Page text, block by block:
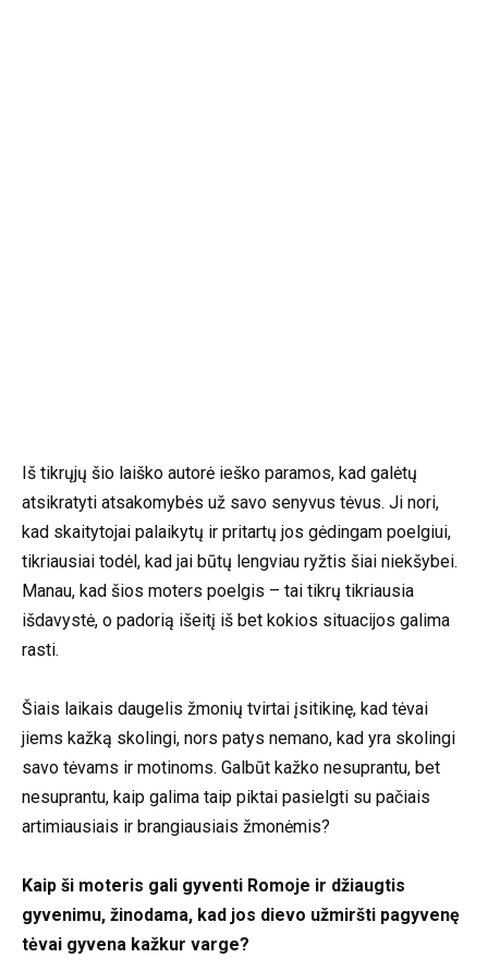
Iš tikrųjų šio laiško autorė ieško paramos, kad galėtų
atsikratyti atsakomybės už savo senyvus tėvus. Ji nori,
kad skaitytojai palaikytų ir pritartų jos gėdingam poelgiui,
tikriausiai todėl, kad jai būtų lengviau ryžtis šiai niekšybei.
Manau, kad šios moters poelgis – tai tikrų tikriausia
išdavystė, o padorią išeitį iš bet kokios situacijos galima
rasti.
Šiais laikais daugelis žmonių tvirtai įsitikinę, kad tėvai
jiems kažką skolingi, nors patys nemano, kad yra skolingi
savo tėvams ir motinoms. Galbūt kažko nesuprantu, bet
nesuprantu, kaip galima taip piktai pasielgti su pačiais
artimiausiais ir brangiausiais žmonėmis?
Kaip ši moteris gali gyventi Romoje ir džiaugtis
gyvenimu, žinodama, kad jos dievo užmiršti pagyvenę
tėvai gyvena kažkur varge?